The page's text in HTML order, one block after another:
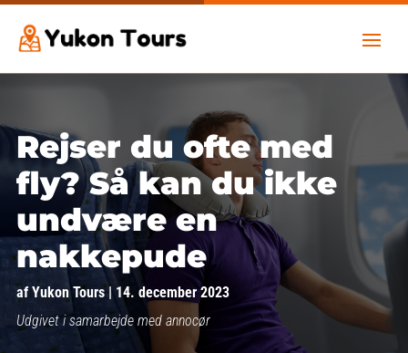
Rejser du ofte med
fly? Så kan du ikke
undvære en
nakkepude
af Yukon Tours| 14. december 2023
Udgivet i samarbejde med annocør